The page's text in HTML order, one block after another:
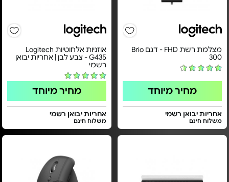
מצלמת רשת FHD - דגם Brio
300
מחיר מיוחד
אחריות יבואן רשמי
משלוח חינם
אוזניות אלחוטיות Logitech
G435 - צבע לבן | אחריות יבואן
רשמי
מחיר מיוחד
אחריות יבואן רשמי
משלוח חינם